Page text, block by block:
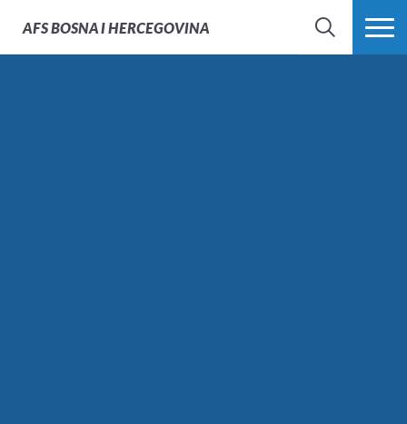
AFSBOSNA I HERCEGOVINA
PRETRAŽI PROŠIRI